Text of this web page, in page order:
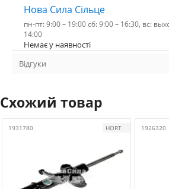
Нова Сила Сільце
пн-пт: 9:00 – 19:00 сб: 9:00 – 16:30, вс:
14:00
Немає у наявності
Відгуки
Схожий товар
1931780 HORT 1926320